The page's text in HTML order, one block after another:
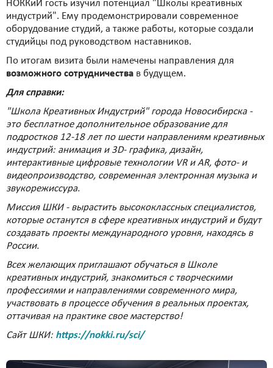
НОККиИ гость изучил потенциал "Школы креативных
индустрий". Ему продемонстрировали современное
оборудование студий, а также работы, которые создали
студийцы под руководством наставников.
По итогам визита были намечены направления для
возможного сотрудничества в будущем.
Для справки:
"Школа Креативных Индустрий" города Новосибирска -
это бесплатное дополнительное образование для
подростков 12-18 лет по шести направлениям креативных
индустрий: анимация и 3D- графика, дизайн,
интерактивные цифровые технологии VR и AR, фото- и
видеопроизводство, современная электронная музыка и
звукорежиссура.
Миссия ШКИ - вырастить высококлассных специалистов,
которые останутся в сфере креативных индустрий и будут
создавать проекты международного уровня, находясь в
России.
Всех желающих приглашают обучаться в Школе
креативных индустрий, знакомиться с творческими
профессиями и направлениями современного мира,
участвовать в процессе обучения в реальных проектах,
оттачивая на практике свое мастерство!
Сайт ШКИ: https://nokki.ru/sci/